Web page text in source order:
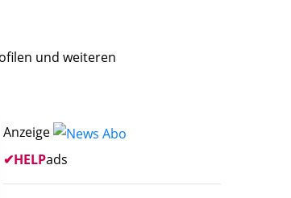
und weiteren
Anzeige
✔HELPads